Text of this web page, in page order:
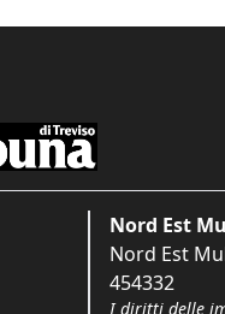
Nord Est
Nord Est
454332
I diritti delle